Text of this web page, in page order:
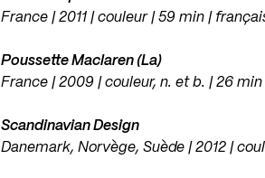
France | 2011 | couleur | 59 min |
Poussette Maclaren (La)
France | 2009 | couleur, n. et b. | 26
Scandinavian Design
Danemark, Norvège, Suède | 2012 |